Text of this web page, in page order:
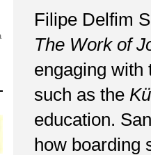
Filipe Delfim
The Work of
engaging with
such as the
education.
how boarding